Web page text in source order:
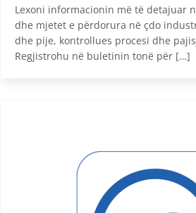
Lexoni informacionin më të detajuar
dhe mjetet e përdorura në çdo
dhe pije, kontrollues procesi dhe
Regjistrohu në buletinin tonë për […]